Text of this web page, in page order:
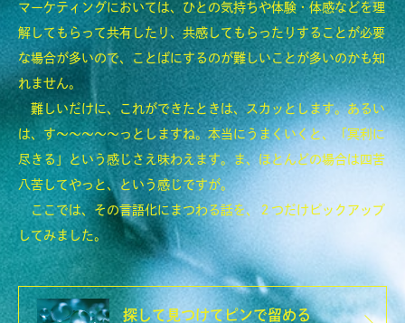
ブランドってさ…
スキルなのさ…
ひまつぶしね。
マーケティングにおいては、ひとの気持ちや体験・体感などを理
解してもらって共有したり、共感してもらったりすることが必要
な場合が多いので、ことばにするのが難しいことが多いのかも知
れません。
難しいだけに、これができたときは、スカッとします。あるい
は、す～～～～～っとしますね。本当にうまくいくと、「冥利に
尽きる」という感じさえ味わえます。ま、ほとんどの場合は四苦
八苦してやっと、という感じですが。
ここでは、その言語化にまつわる話を、２つだけピックアップ
してみました。
探して見つけてピンで留める